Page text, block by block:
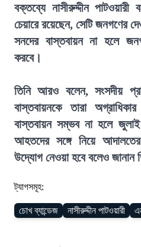
বক্তব্যে নাসীরুদ্দীন পাটওয়ারী
চেয়ারে রয়েছেন, সেটি জনগণের
সনদের বাস্তবায়ন না হলে
করবে।
তিনি আরও বলেন, সংসদীয়
বাস্তবায়নকে তারা
বাস্তবায়ন সম্ভব না হলে
আহতদের সঙ্গে নিয়ে
উদ্যোগ নেওয়া হবে বলেও জানান
ট্যাগসমূহ:
চোখ ব্যান্ডেজ নাসীরুদ্দীন পাটওয়ারী